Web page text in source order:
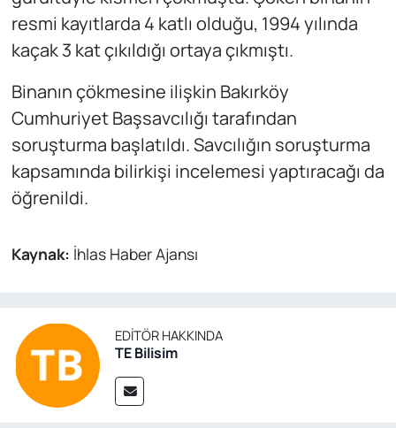
resmi kayıtlarda 4 katlı olduğu, 1994 yılında
kaçak 3 kat çıkıldığı ortaya çıkmıştı.
Binanın çökmesine ilişkin Bakırköy
Cumhuriyet Başsavcılığı tarafından
soruşturma başlatıldı. Savcılığın soruşturma
kapsamında bilirkişi incelemesi yaptıracağı da
öğrenildi.
Kaynak: İhlas Haber Ajansı
EDITÖR HAKKINDA
TE Bilisim